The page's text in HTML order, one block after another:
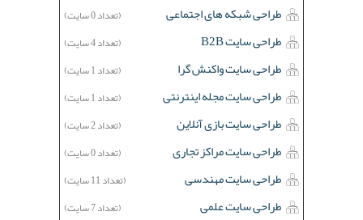
طراحی شبکه های اجتماعی (تعداد 0 سایت)
طراحی سایت B2B (تعداد 4 سایت)
طراحی سایت واکنش گرا (تعداد 1 سایت)
طراحی سایت مجله اینترنتی (تعداد 1 سایت)
طراحی سایت بازی آنلاین (تعداد 2 سایت)
طراحی سایت مراکز تجاری (تعداد 0 سایت)
طراحی سایت مهندسی (تعداد 11 سایت)
طراحی سایت علمی (تعداد 7 سایت)